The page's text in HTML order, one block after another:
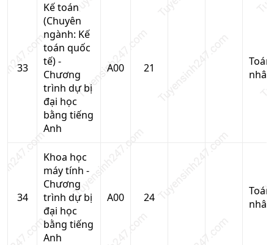
33
Kế toán
(Chuyên
ngành: Kế
toán quốc
tế) -
Chương
trình dự bị
đại học
bằng tiếng
Anh
A00 21
Toán
34
Khoa học
máy tính -
Chương
trình dự bị
đại học
bằng tiếng
Anh
A00 24
Toán